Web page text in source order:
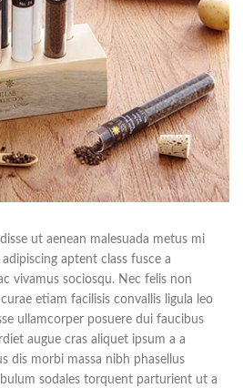
ut aenean malesuada metus mi
aptent class fusce a
vivamus sociosqu. Nec felis non
etiam facilisis convallis ligula leo
ullamcorper posuere dui faucibus
augue cras aliquet ipsum a a
dis morbi massa nibh phasellus
sodales torquent parturient ut a